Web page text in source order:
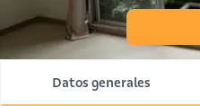
Datos generales